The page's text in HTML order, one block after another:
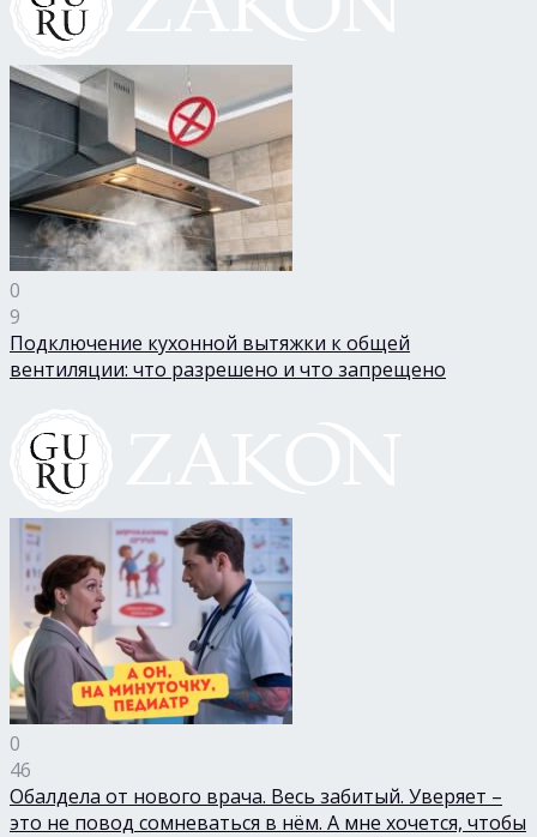
0
9
Подключение кухонной вытяжки к общей
вентиляции: что разрешено и что запрещено
0
46
Обалдела от нового врача. Весь забитый. Уверяет –
это не повод сомневаться в нём. А мне хочется, чтобы